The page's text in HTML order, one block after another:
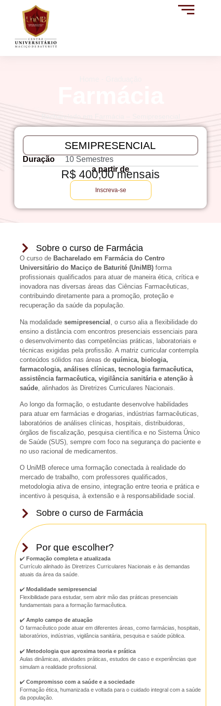
SEMIPRESENCIAL
Duração
10 Semestres
a partir de
R$ 400,00 mensais
Inscreva-se
Sobre o curso de Farmácia
O curso de Bacharelado em Farmácia do Centro
Universitário do Maciço de Baturité (UniMB) forma
profissionais qualificados para atuar de maneira ética, crítica e
inovadora nas diversas áreas das Ciências Farmacêuticas,
contribuindo diretamente para a promoção, proteção e
recuperação da saúde da população.
Na modalidade semipresencial , o curso alia a flexibilidade do
ensino a distância com encontros presenciais essenciais para
o desenvolvimento das competências práticas, laboratoriais e
técnicas exigidas pela profissão. A matriz curricular contempla
conteúdos sólidos nas áreas de química, biologia,
farmacologia, análises clínicas, tecnologia farmacêutica,
assistência farmacêutica, vigilância sanitária e atenção à
saúde , alinhados às Diretrizes Curriculares Nacionais.
Ao longo da formação, o estudante desenvolve habilidades
para atuar em farmácias e drogarias, indústrias farmacêuticas,
laboratórios de análises clínicas, hospitais, distribuidoras,
órgãos de fiscalização, pesquisa científica e no Sistema Único
de Saúde (SUS), sempre com foco na segurança do paciente e
no uso racional de medicamentos.
O UniMB oferece uma formação conectada à realidade do
mercado de trabalho, com professores qualificados,
metodologia ativa de ensino, integração entre teoria e prática e
incentivo à pesquisa, à extensão e à responsabilidade social.
Sobre o curso de Farmácia
Por que escolher?
✔️ Formação completa e atualizada
Currículo alinhado às Diretrizes Curriculares Nacionais e às demandas
atuais da área da saúde.
✔️ Modalidade semipresencial
Flexibilidade para estudar, sem abrir mão das práticas presenciais
fundamentais para a formação farmacêutica.
✔️ Amplo campo de atuação
O farmacêutico pode atuar em diferentes áreas, como farmácias, hospitais,
laboratórios, indústrias, vigilância sanitária, pesquisa e saúde pública.
✔️ Metodologia que aproxima teoria e prática
Aulas dinâmicas, atividades práticas, estudos de caso e experiências que
simulam a realidade profissional.
✔️ Compromisso com a saúde e a sociedade
Formação ética, humanizada e voltada para o cuidado integral com a saúde
da população.